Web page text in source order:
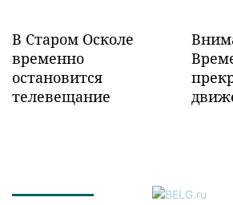
В Старом Осколе
временно
остановится
телевещание